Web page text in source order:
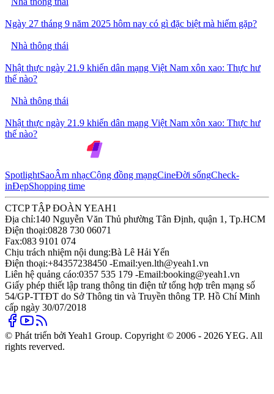
Ngày 27 tháng 9 năm 2025 hôm nay có gì đặc biệt mà hiếm gặp?
Nhà thông thái
Nhật thực ngày 21.9 khiến dân mạng Việt Nam xôn xao: Thực hư
thế nào?
Nhà thông thái
Nhật thực ngày 21.9 khiến dân mạng Việt Nam xôn xao: Thực hư
thế nào?
SpotlightSaoÂm nhạcCộng đồng mạngCineĐời sốngCheck-
inĐẹpShopping time
CTCP TẬP ĐOÀN YEAH1
Địa chỉ:140 Nguyễn Văn Thủ phường Tân Định, quận 1, Tp.HCM
Điện thoại:0828 730 06071
Fax:083 9101 074
Chịu trách nhiệm nội dung:Bà Lê Hải Yến
Điện thoại:+84357238450 -Email:yen.lth@yeah1.vn
Liên hệ quảng cáo:0357 535 179 -Email:booking@yeah1.vn
Giấy phép thiết lập trang thông tin điện tử tổng hợp trên mạng số
54/GP-TTĐT do Sở Thông tin và Truyền thông TP. Hồ Chí Minh
cấp ngày 30/07/2018
© Phát triển bởi Yeah1 Group. Copyright © 2006 - 2026 YEG. All
rights reverved.